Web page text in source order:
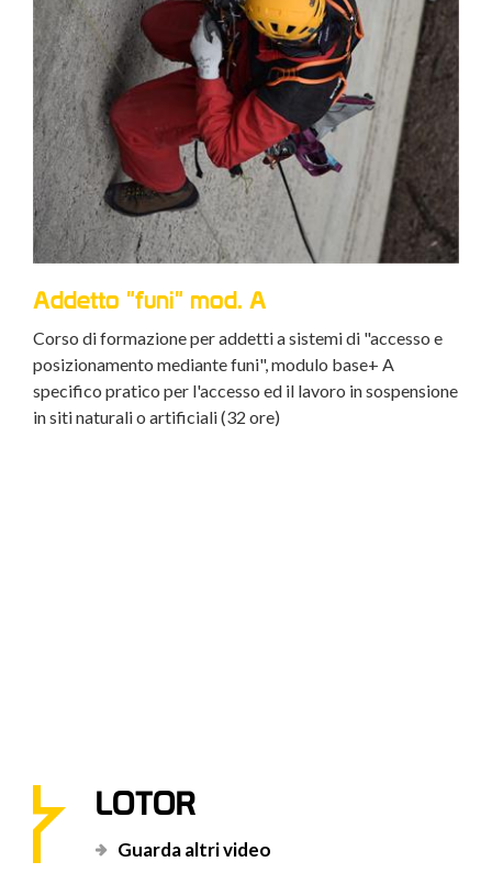
Addetto "funi" mod. B
Corso di formazione per addetti a sistemi di "accesso e
posizionamento mediante funi", modulo base + B
specifico pratico per l'accesso ed il lavoro in sospensione
su alberi (40 ore)
LOTOR
Guarda altri video